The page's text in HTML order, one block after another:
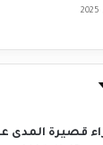
قصيرة المدى